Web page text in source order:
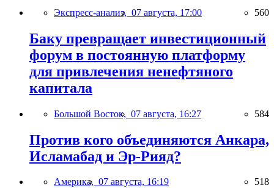
Экспресс-анализ, 07 августа, 17:00 560
Баку превращает инвестиционный
форум в постоянную платформу
для привлечения ненефтяного
капитала
Большой Восток, 07 августа, 16:27 584
Против кого объединяются Анкара,
Исламабад и Эр-Рияд?
Америка, 07 августа, 16:19 518